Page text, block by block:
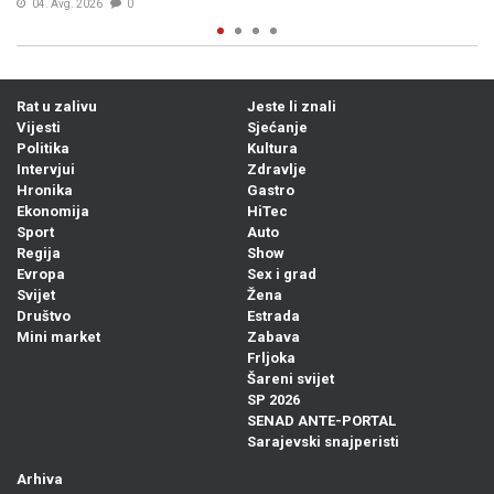
Prije 17h
Rat u zalivu
Vijesti
Politika
Intervjui
Hronika
Ekonomija
Sport
Regija
Evropa
Svijet
Društvo
Mini market
Jeste li znali
Sjećanje
Kultura
Zdravlje
Gastro
HiTec
Auto
Show
Sex i grad
Žena
Estrada
Zabava
Frljoka
Šareni svijet
SP 2026
SENAD ANTE-PORTAL
Sarajevski snajperisti
Arhiva